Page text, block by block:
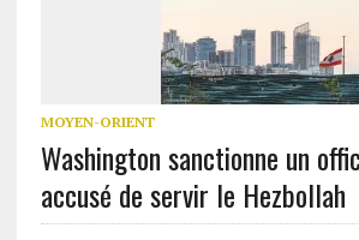
MOYEN-ORIENT
Washington sanctionne un
accusé de servir le Hezbollah